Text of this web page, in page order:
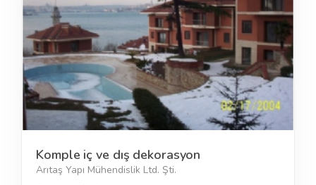
Komple iç ve dış dekorasyon
Arıtaş Yapı Mühendislik Ltd. Şti.